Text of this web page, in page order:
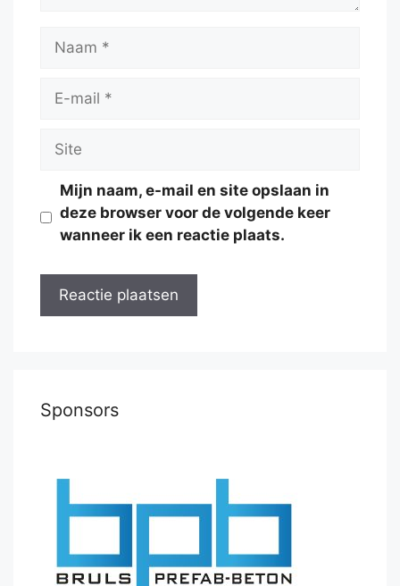
Naam
Site
Mijn naam, e-mail en site opslaan in
deze browser voor de volgende keer
wanneer ik een reactie plaats.
Sponsors